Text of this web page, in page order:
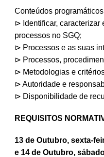
Conteúdos
⊳ Identificar, caracterizar
processos no SGQ;
⊳ Processos e as suas
⊳ Processos,
⊳ Metodologias e
⊳ Autoridade e
⊳ Disponibilidade de
REQUISITOS
13 de Outubro, sexta-
e 14 de Outubro,